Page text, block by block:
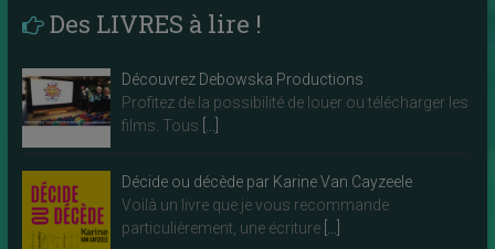
Des LIVRES à lire !
Découvrez Debowska Productions
Profitez de la possibilité de louer ou télécharger les
films. Tous […]
Décide ou décède par Karine Van Cayzeele
Voilà un livre que je vous recommande
particulièrement, une écriture […]